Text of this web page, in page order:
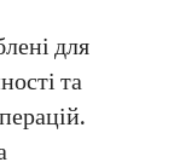
для
та